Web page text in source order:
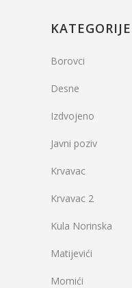
Borovci
Desne
Izdvojeno
Javni poziv
Krvavac
Krvavac 2
Kula Norinska
Matijevići
Momići